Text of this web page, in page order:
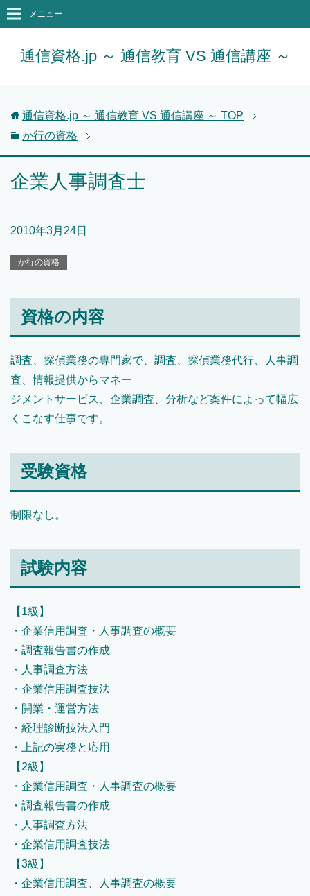
通信資格.jp ～ 通信教育 VS 通信講座 ～
メニュー
通信資格.jp ～ 通信教育 VS 通信講座 ～ TOP
か行の資格
企業人事調査士
2010年3月24日
か行の資格
資格の内容
調査、探偵業務の専門家で、調査、探偵業務代行、人事調
査、情報提供からマネー
ジメントサービス、企業調査、分析など案件によって幅広
くこなす仕事です。
受験資格
制限なし。
試験内容
【1級】
・企業信用調査・人事調査の概要
・調査報告書の作成
・人事調査方法
・企業信用調査技法
・開業・運営方法
・経理診断技法入門
・上記の実務と応用
【2級】
・企業信用調査・人事調査の概要
・調査報告書の作成
・人事調査方法
・企業信用調査技法
【3級】
・企業信用調査、人事調査の概要